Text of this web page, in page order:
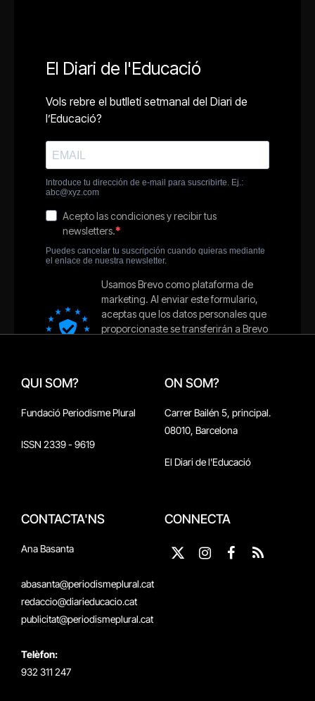
QUI SOM?
Fundació Periodisme Plural
ISSN 2339 - 9619
ON SOM?
Carrer Bailén 5, principal.
08010, Barcelona
El Diari de l'Educació
CONTACTA'NS
Ana Basanta
abasanta@periodismeplural.cat
redaccio@diarieducacio.cat
publicitat@periodismeplural.cat
Telèfon:
932 311 247
CONNECTA
X
Instagram
Facebook
RSS